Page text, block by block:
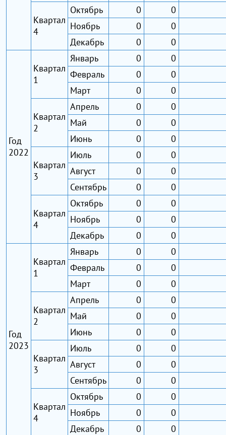
Квартал
4
Октябрь 0
0
Ноябрь
0
0
Декабрь
0 0
Год
2022
Квартал
1
Январь 0
0
Февраль
0
0
Март
0 0
Квартал
2
Апрель 0
0
Май
0
0
Июнь
0 0
Квартал
3
Июль 0
0
Август
0
0
Сентябрь
0 0
Квартал
4
Октябрь 0
0
Ноябрь
0
0
Декабрь
0 0
Год
2023
Квартал
1
Январь 0
0
Февраль
0
0
Март
0 0
Квартал
2
Апрель 0
0
Май
0
0
Июнь
0 0
Квартал
3
Июль 0
0
Август
0
0
Сентябрь
0 0
Квартал
4
Октябрь 0
0
Ноябрь
0
0
Декабрь
0 0